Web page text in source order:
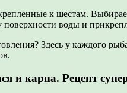
к шестам.
поверхности воды и
Здесь у каждого
и карпа. Рецепт